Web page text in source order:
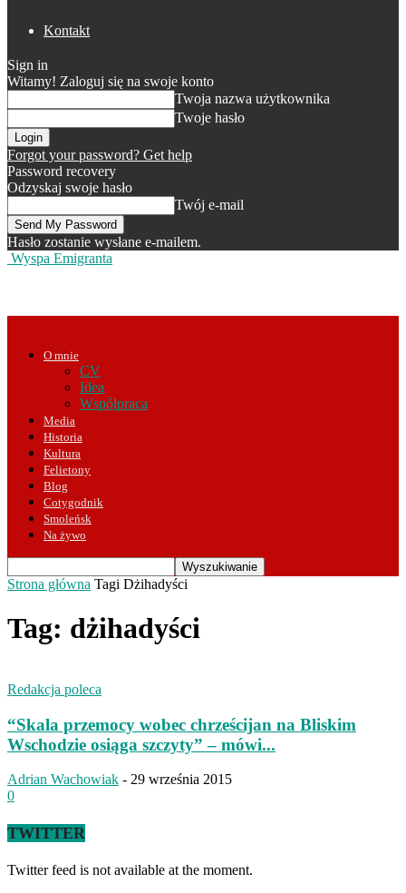
Kontakt
Sign in
Witamy! Zaloguj się na swoje konto
Twoja nazwa użytkownika
Twoje hasło
Forgot your password? Get help
Password recovery
Odzyskaj swoje hasło
Twój e-mail
Hasło zostanie wysłane e-mailem.
Wyspa Emigranta
O mnie
CV
Idea
Współpraca
Media
Historia
Kultura
Felietony
Blog
Cotygodnik
Smoleńsk
Na żywo
Strona główna Tagi Dżihadyści
Tag: dżihadyści
Redakcja poleca
“Skala przemocy wobec chrześcijan na Bliskim
Wschodzie osiąga szczyty” – mówi...
Adrian Wachowiak - 29 września 2015
0
TWITTER
Twitter feed is not available at the moment.